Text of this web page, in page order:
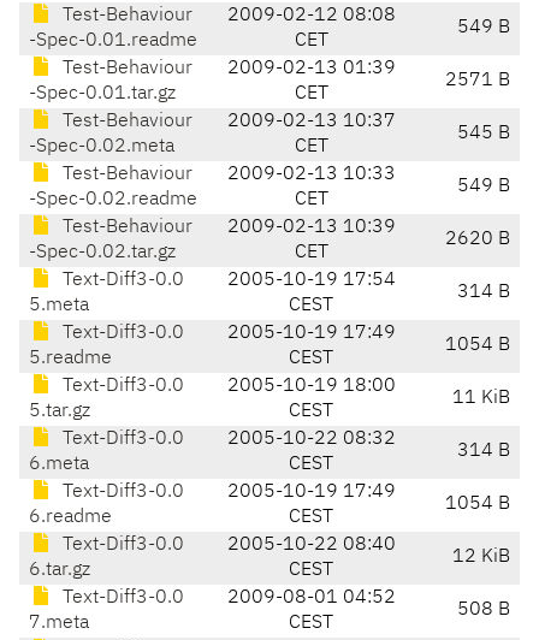
Test-Behaviour
-Spec-0.01.readme
2009-02-12 08:08
CET
549 B
Test-Behaviour
-Spec-0.01.tar.gz
2009-02-13 01:39
CET
2571 B
Test-Behaviour
-Spec-0.02.meta
2009-02-13 10:37
CET
545 B
Test-Behaviour
-Spec-0.02.readme
2009-02-13 10:33
CET
549 B
Test-Behaviour
-Spec-0.02.tar.gz
2009-02-13 10:39
CET
2620 B
Text-Diff3-0.0
5.meta
2005-10-19 17:54
CEST
314 B
Text-Diff3-0.0
5.readme
2005-10-19 17:49
CEST
1054 B
Text-Diff3-0.0
5.tar.gz
2005-10-19 18:00
CEST
11 KiB
Text-Diff3-0.0
6.meta
2005-10-22 08:32
CEST
314 B
Text-Diff3-0.0
6.readme
2005-10-19 17:49
CEST
1054 B
Text-Diff3-0.0
6.tar.gz
2005-10-22 08:40
CEST
12 KiB
Text-Diff3-0.0
7.meta
2009-08-01 04:52
CEST
508 B